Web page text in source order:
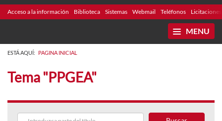
Acceso a la información Biblioteca Sistemas Webmail Teléfonos Licitaciones
MENU
ESTÁ AQUÍ: PAGINA INICIAL
Tema "PPGEA"